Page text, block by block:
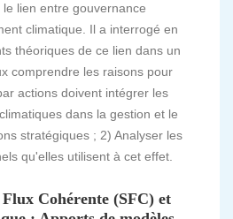
lien entre gouvernance
climatique. Il a interrogé en
théoriques de ce lien dans un
comprendre les raisons pour
actions doivent intégrer les
dans la gestion et le
stratégiques ; 2) Analyser les
qu'elles utilisent à cet effet.
Cohérente (SFC) et